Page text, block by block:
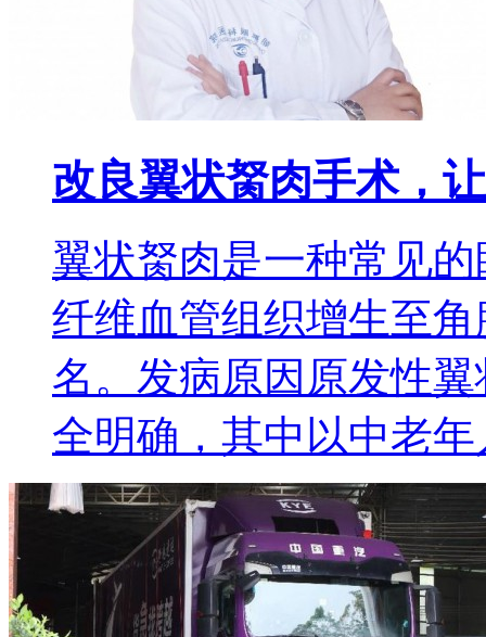
改良翼状胬肉手术，
翼状胬肉是一种常见
纤维血管组织增生至
名。发病原因原发性
全明确，其中以中老年